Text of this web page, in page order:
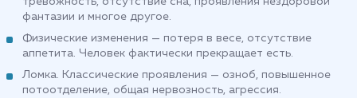
фантазии и многое другое.
Физические изменения — потеря в весе, отсутствие
аппетита. Человек фактически прекращает есть.
Ломка. Классические проявления — озноб, повышенное
потоотделение, общая нервозность, агрессия.